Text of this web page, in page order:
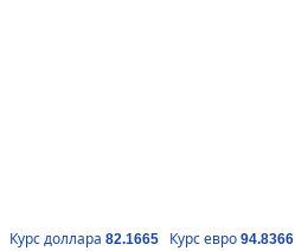
Курс доллара 82.1665 Курс евро 94.8366